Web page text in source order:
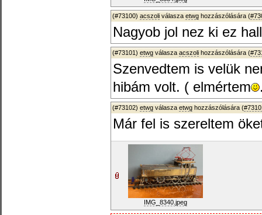
(#73100) acszoli válasza etwg hozzászólására (
Nagyob jol nez ki ez
(#73101) etwg válasza acszoli hozzászólására (
Szenvedtem is velük
hibám volt. ( elmértem
(#73102) etwg válasza etwg hozzászólására (
Már fel is szereltem
IMG_8340.jpeg